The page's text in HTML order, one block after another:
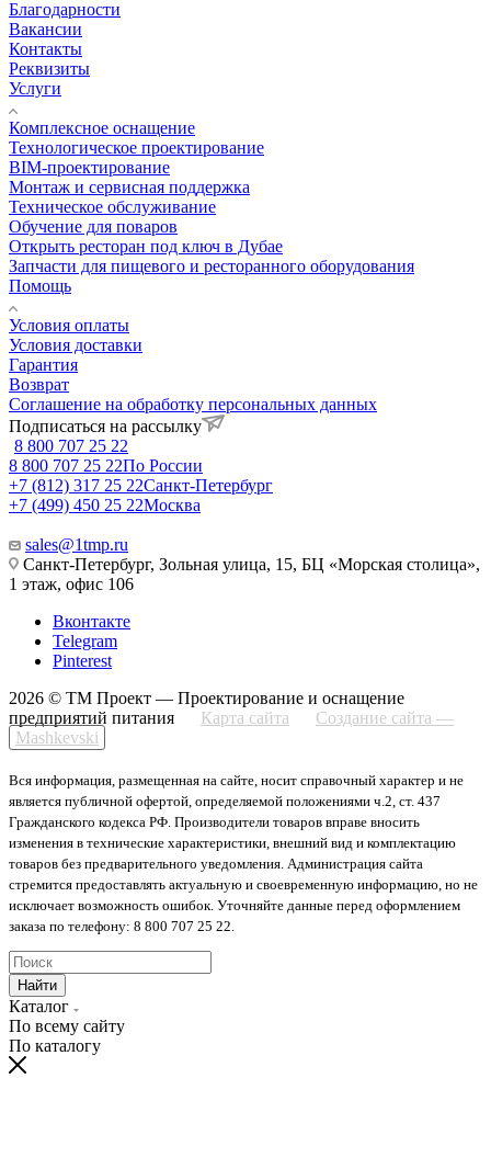
Благодарности
Вакансии
Контакты
Реквизиты
Услуги
Комплексное оснащение
Технологическое проектирование
BIM-проектирование
Монтаж и сервисная поддержка
Техническое обслуживание
Обучение для поваров
Открыть ресторан под ключ в Дубае
Запчасти для пищевого и ресторанного оборудования
Помощь
Условия оплаты
Условия доставки
Гарантия
Возврат
Соглашение на обработку персональных данных
Подписаться на рассылку
8 800 707 25 22
8 800 707 25 22По России
+7 (812) 317 25 22Санкт-Петербург
+7 (499) 450 25 22Москва
sales@1tmp.ru
Санкт-Петербург, Зольная улица, 15, БЦ «Морская столица»,
1 этаж, офис 106
Вконтакте
Telegram
Pinterest
2026 © ТМ Проект — Проектирование и оснащение
предприятий питания
Карта сайта
Создание сайта —
Mashkevski
Вся информация, размещенная на сайте, носит справочный характер и не
является публичной офертой, определяемой положениями ч.2, ст. 437
Гражданского кодекса РФ. Производители товаров вправе вносить
изменения в технические характеристики, внешний вид и комплектацию
товаров без предварительного уведомления. Администрация сайта
стремится предоставлять актуальную и своевременную информацию, но не
исключает возможность ошибок. Уточняйте данные перед оформлением
заказа по телефону: 8 800 707 25 22.
Найти
Каталог
По всему сайту
По каталогу